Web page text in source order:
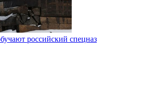
российский спецназ